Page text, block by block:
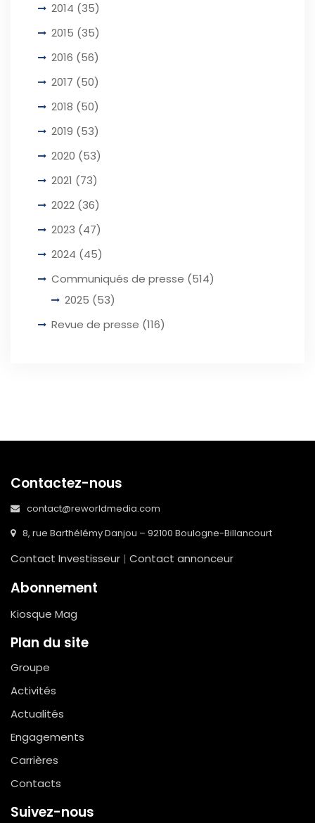
2014 (35)
2015 (35)
2016 (56)
2017 (50)
2018 (50)
2019 (53)
2020 (53)
2021 (73)
2022 (36)
2023 (47)
2024 (45)
Communiqués de presse (514)
2025 (53)
Revue de presse (116)
Contactez-nous
contact@reworldmedia.com
8, rue Barthélémy Danjou – 92100 Boulogne-Billancourt
Contact Investisseur | Contact annonceur
Abonnement
Kiosque Mag
Plan du site
Groupe
Activités
Actualités
Engagements
Carrières
Contacts
Suivez-nous